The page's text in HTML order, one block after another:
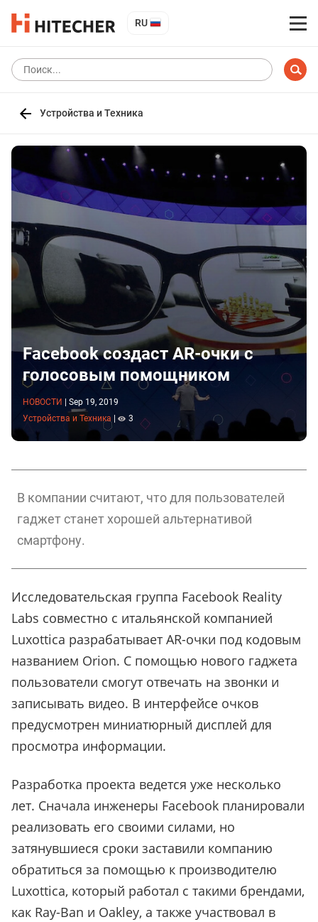
RU
Устройства и Техника
Facebook создаст AR-очки с
голосовым помощником
НОВОСТИ
Sep 19, 2019
Устройства и Техника
3
В компании считают, что для пользователей
гаджет станет хорошей альтернативой
смартфону.
Исследовательская группа Facebook Reality
Labs совместно с итальянской компанией
Luxottica разрабатывает AR-очки под кодовым
названием Orion. С помощью нового гаджета
пользователи смогут отвечать на звонки и
записывать видео. В интерфейсе очков
предусмотрен миниатюрный дисплей для
просмотра информации.
Разработка проекта ведется уже несколько
лет. Сначала инженеры Facebook планировали
реализовать его своими силами, но
затянувшиеся сроки заставили компанию
обратиться за помощью к производителю
Luxottica, который работал с такими брендами,
как Ray-Ban и Oakley, а также участвовал в